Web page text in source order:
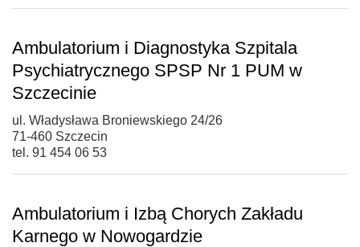
Ambulatorium i Diagnostyka Szpitala
Psychiatrycznego SPSP Nr 1 PUM w
Szczecinie
ul. Władysława Broniewskiego 24/26
71-460 Szczecin
tel. 91 454 06 53
Ambulatorium i Izbą Chorych Zakładu
Karnego w Nowogardzie